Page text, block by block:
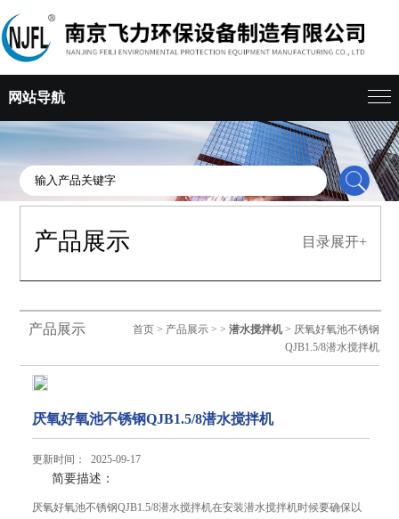
网站导航
产品展示 目录展开+
产品展示 首页> 产品展示> > 潜水搅拌机> 厌氧好氧池不锈钢
QJB1.5/8潜水搅拌机
厌氧好氧池不锈钢QJB1.5/8潜水搅拌机
更新时间： 2025-09-17
简要描述：
厌氧好氧池不锈钢QJB1.5/8潜水搅拌机在安装潜水搅拌机时候要确保以